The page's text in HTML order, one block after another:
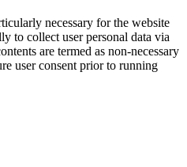
necessary for the website
to collect user personal data via
are termed as non-necessary
user consent prior to running